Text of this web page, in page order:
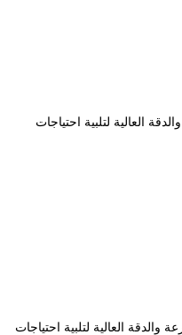
العالية لتلبية احتياجات
العالية لتلبية احتياجات